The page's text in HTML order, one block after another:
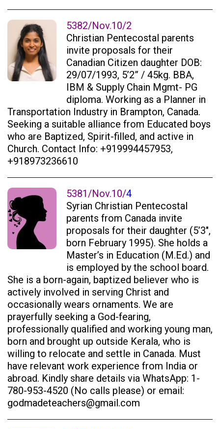
5382/Nov.10/2
Christian Pentecostal parents
invite proposals for their
Canadian Citizen daughter DOB:
29/07/1993, 5’2” / 45kg. BBA,
IBM & Supply Chain Mgmt- PG
diploma. Working as a Planner in
Transportation Industry in Brampton, Canada.
Seeking a suitable alliance from Educated boys
who are Baptized, Spirit-filled, and active in
Church. Contact Info: +919994457953,
+918973236610
5381/Nov.10/4
Syrian Christian Pentecostal
parents from Canada invite
proposals for their daughter (5’3″,
born February 1995). She holds a
Master’s in Education (M.Ed.) and
is employed by the school board.
She is a born-again, baptized believer who is
actively involved in serving Christ and
occasionally wears ornaments. We are
prayerfully seeking a God-fearing,
professionally qualified and working young man,
born and brought up outside Kerala, who is
willing to relocate and settle in Canada. Must
have relevant work experience from India or
abroad. Kindly share details via WhatsApp: 1-
780-953-4520 (No calls please) or email:
godmadeteachers@gmail.com